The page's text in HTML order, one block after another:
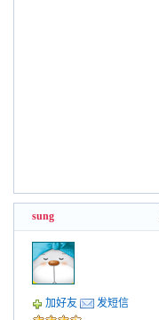
sung
加好友 发短信